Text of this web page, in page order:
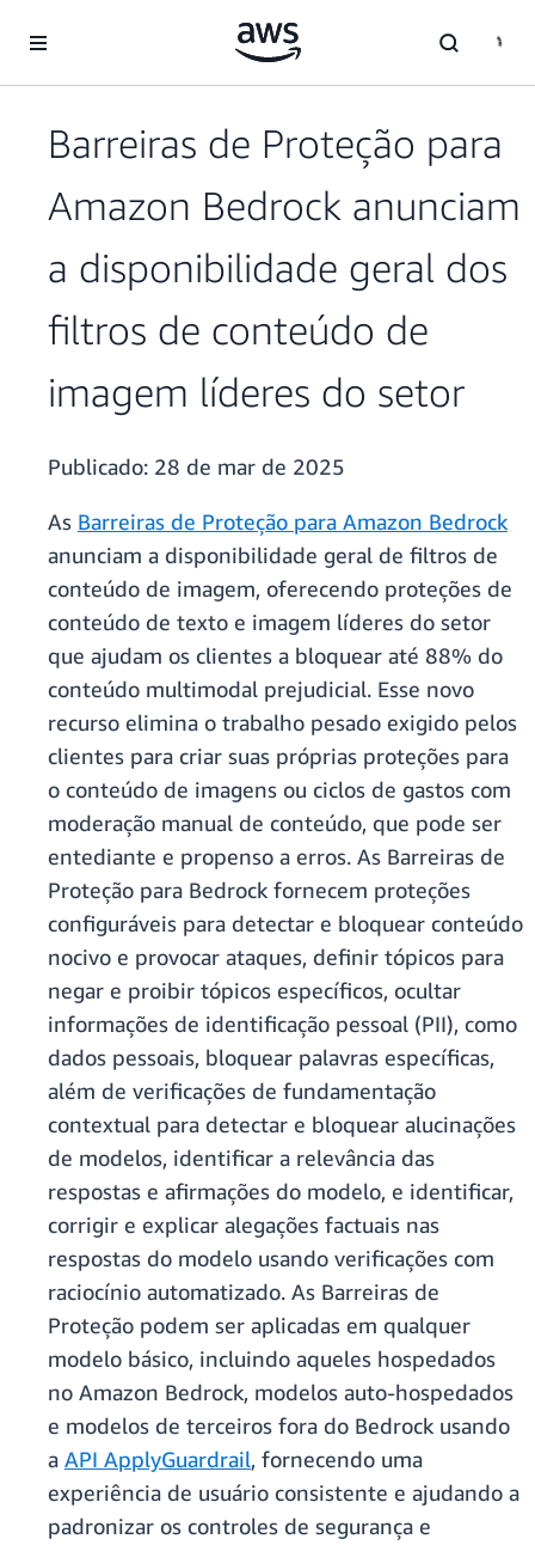
Pular para o conteúdo principal
Barreiras de Proteção para
Amazon Bedrock anunciam
a disponibilidade geral dos
filtros de conteúdo de
imagem líderes do setor
Publicado: 28 de mar de 2025
As Barreiras de Proteção para Amazon Bedrock
anunciam a disponibilidade geral de filtros de
conteúdo de imagem, oferecendo proteções de
conteúdo de texto e imagem líderes do setor
que ajudam os clientes a bloquear até 88% do
conteúdo multimodal prejudicial. Esse novo
recurso elimina o trabalho pesado exigido pelos
clientes para criar suas próprias proteções para
o conteúdo de imagens ou ciclos de gastos com
moderação manual de conteúdo, que pode ser
entediante e propenso a erros. As Barreiras de
Proteção para Bedrock fornecem proteções
configuráveis para detectar e bloquear conteúdo
nocivo e provocar ataques, definir tópicos para
negar e proibir tópicos específicos, ocultar
informações de identificação pessoal (PII), como
dados pessoais, bloquear palavras específicas,
além de verificações de fundamentação
contextual para detectar e bloquear alucinações
de modelos, identificar a relevância das
respostas e afirmações do modelo, e identificar,
corrigir e explicar alegações factuais nas
respostas do modelo usando verificações com
raciocínio automatizado. As Barreiras de
Proteção podem ser aplicadas em qualquer
modelo básico, incluindo aqueles hospedados
no Amazon Bedrock, modelos auto-hospedados
e modelos de terceiros fora do Bedrock usando
a API ApplyGuardrail, fornecendo uma
experiência de usuário consistente e ajudando a
padronizar os controles de segurança e